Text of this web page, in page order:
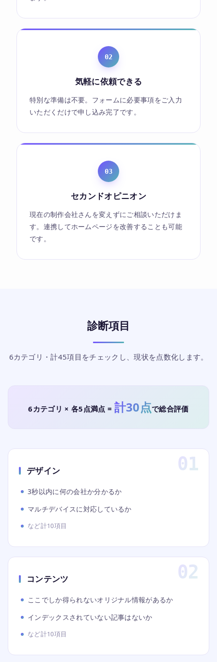
02
気軽に依頼できる
特別な準備は不要。フォームに必要事項をご入力
いただくだけで申し込み完了です。
03
セカンドオピニオン
現在の制作会社さんを変えずにご相談いただけま
す。連携してホームページを改善することも可能
です。
診断項目
6カテゴリ・計45項目をチェックし、現状を点数化します。
6カテゴリ × 各5点満点 = 計30点で総合評価
デザイン
3秒以内に何の会社か分かるか
マルチデバイスに対応しているか
など計10項目
コンテンツ
ここでしか得られないオリジナル情報があるか
インデックスされていない記事はないか
など計10項目